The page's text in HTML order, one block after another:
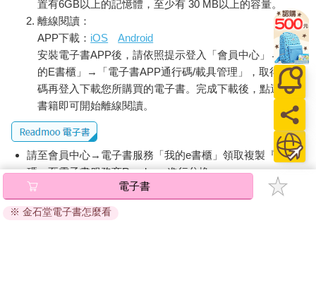
置有6GB以上的記憶體，至少有 30 MB以上的容量。
離線閱讀：
APP下載： iOS
Android
安裝電子書APP後，請依照提示登入「會員中心」→「我
的E書櫃」→「電子書APP通行碼/載具管理」，取得通行
碼再登入下載您所購買的電子書。完成下載後，點選任一
書籍即可開始離線閱讀。
請至會員中心→電子書服務「我的e書櫃」領取複製『兌換
碼』至電子書服務商Readmoo進行兌換。
退換貨須知：
因版權保護，您在金石堂所購買的電子書僅能以金石堂專屬
電子書
※ 金石堂電子書怎麼看